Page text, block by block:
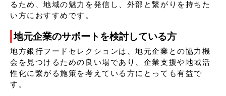
るため、地域の魅力を発信し、外部と繋がりを持ちた
い方におすすめです。
地元企業のサポートを検討している方
地方銀行フードセレクションは、地元企業との協力機
会を見つけるための良い場であり、企業支援や地域活
性化に繋がる施策を考えている方にとっても有益で
す。